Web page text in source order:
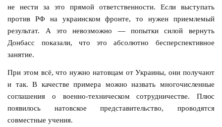
не нести за это прямой ответственности. Если выступать
против РФ на украинском фронте, то нужен приемлемый
результат. А это невозможно — попытки силой вернуть
Донбасс показали, что это абсолютно бесперспективное
занятие.
При этом всё, что нужно натовцам от Украины, они получают
и так. В качестве примера можно назвать многочисленные
соглашения о военно-техническом сотрудничестве. Плюс
появилось натовское представительство, проводятся
совместные учения.